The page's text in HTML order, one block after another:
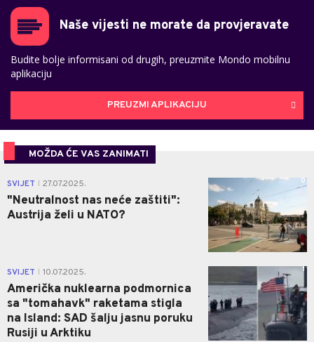
Naše vijesti ne morate da provjeravate
Budite bolje informisani od drugih, preuzmite Mondo mobilnu
aplikaciju
PREUZMI APLIKACIJU
MOŽDA ĆE VAS ZANIMATI
SVIJET 27.07.2025.
"Neutralnost nas neće zaštiti":
Austrija želi u NATO?
0
SVIJET 10.07.2025.
Američka nuklearna podmornica
sa "tomahavk" raketama stigla
na Island: SAD šalju jasnu poruku
Rusiji u Arktiku
1